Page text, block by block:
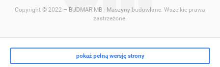
Copyright © 2022 – BUDMAR MB - Maszyny budowlane. Wszelkie prawa
zastrzeżone.
pokaż pełną wersję strony